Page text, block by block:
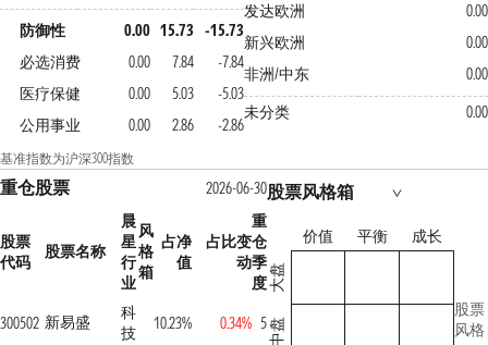
防御性 0.00 15.73
-15.73
必选消费
0.00 7.84
-7.84
医疗保健
0.00 5.03
-5.03
公用事业
0.00 2.86 -2.86
基准指数为沪深300指数
发达欧洲
0.00
新兴欧洲
0.00
非洲/中东
0.00
未分类
0.00
重仓股票 2026-06-30
股票
代码
股票名称
晨
星
行
业
风
格
箱
占净
值
占比变
动
重
仓
季
度
300502 新易盛
科
技
10.23% 0.34% 5
股票风格箱
价值 平衡 成长
大盘
中盘
股票
风格